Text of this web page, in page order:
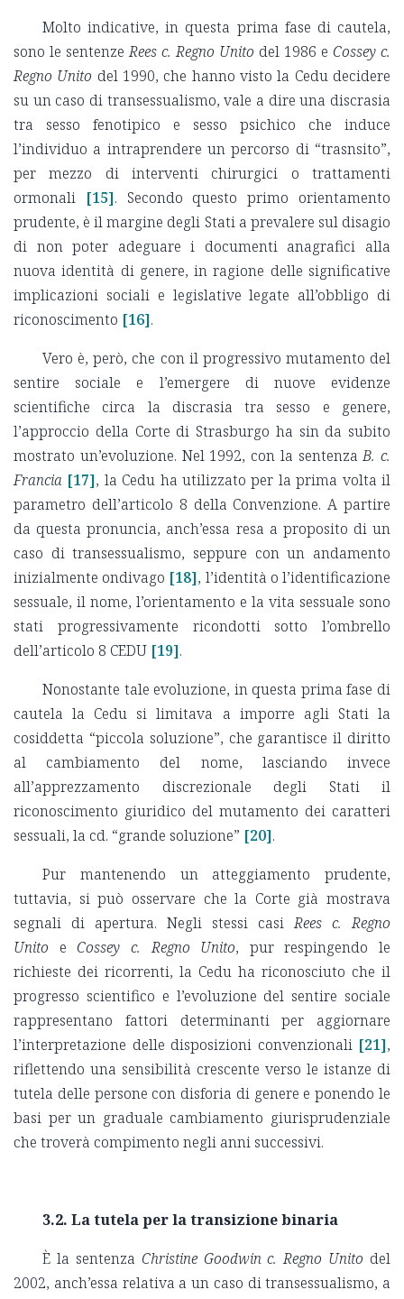
Molto indicative, in questa prima fase di cautela,
sono le sentenzeRees c. Regno Unito del 1986 e Cossey c.
Regno Unito del 1990, che hanno visto la Cedu decidere
su un caso di transessualismo, vale a dire una discrasia
tra sesso fenotipico e sesso psichico che induce
l’individuo a intraprendere un percorso di “trasnsito”,
per mezzo di interventi chirurgici o trattamenti
ormonali [15]. Secondo questo primo orientamento
prudente, è il margine degli Stati a prevalere sul disagio
di non poter adeguare i documenti anagrafici alla
nuova identità di genere, in ragione delle significative
implicazioni sociali e legislative legate all’obbligo di
riconoscimento [16].
Vero è, però, che con il progressivo mutamento del
sentire sociale e l’emergere di nuove evidenze
scientifiche circa la discrasia tra sesso e genere,
l’approccio della Corte di Strasburgo ha sin da subito
mostrato un’evoluzione. Nel 1992, con la sentenzaB. c.
Francia [17], la Cedu ha utilizzato per la prima volta il
parametro dell’articolo 8 della Convenzione. A partire
da questa pronuncia, anch’essa resa a proposito di un
caso di transessualismo, seppure con un andamento
inizialmente ondivago [18], l’identità o l’identificazione
sessuale, il nome, l’orientamento e la vita sessuale sono
stati progressivamente ricondotti sotto l’ombrello
dell’articolo 8 CEDU [19].
Nonostante tale evoluzione, in questa prima fase di
cautela la Cedu si limitava a imporre agli Stati la
cosiddetta “piccola soluzione”, che garantisce il diritto
al cambiamento del nome, lasciando invece
all’apprezzamento discrezionale degli Stati il
riconoscimento giuridico del mutamento dei caratteri
sessuali, la cd. “grande soluzione” [20].
Pur mantenendo un atteggiamento prudente,
tuttavia, si può osservare che la Corte già mostrava
segnali di apertura. Negli stessi casiRees c. Regno
Unito eCossey c. Regno Unito, pur respingendo le
richieste dei ricorrenti, la Cedu ha riconosciuto che il
progresso scientifico e l’evoluzione del sentire sociale
rappresentano fattori determinanti per aggiornare
l’interpretazione delle disposizioni convenzionali [21],
riflettendo una sensibilità crescente verso le istanze di
tutela delle persone con disforia di genere e ponendo le
basi per un graduale cambiamento giurisprudenziale
che troverà compimento negli anni successivi.
3.2. La tutela per la transizione binaria
È la sentenza Christine Goodwin c. Regno Unito del
2002, anch’essa relativa a un caso di transessualismo, a